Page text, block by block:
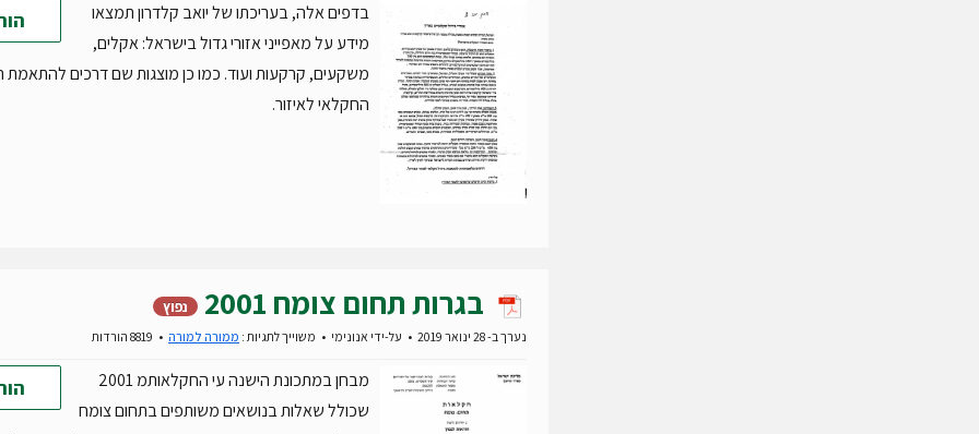
בדפים אלה, בעריכתו של יואב קלדרון תמצאו
מידע על מאפייני אזורי גדול בישראל: אקלים,
משקעים, קרקעות ועוד. כמו כן מוצגות שם דרכים להתאמת
החקלאי לאיזור.
בגרות תחום צומח 2001 נפוץ
נערך ב- 28 ינואר 2019 על-ידי אנונימי משוייך לתגיות : ממורה למורה
מבחן במתכונת הישנה עי החקלאותמ 2001
שכולל שאלות בנושאים משותפים בתחום צומח